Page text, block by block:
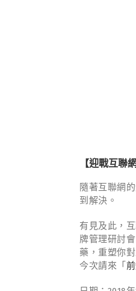
【迎戰互聯
隨著互聯網
到解決。
有見及此，
牌管理研討
藥，重塑你
今次請來「